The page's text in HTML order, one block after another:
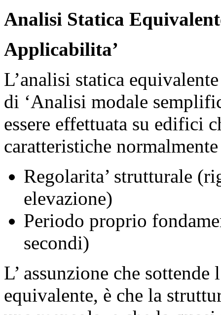
Analisi Statica
Applicabilita’
L’analisi statica
di ‘Analisi modale
essere effettuata su edifici
caratteristiche
Regolarita’ strutturale
elevazione)
Periodo proprio
secondi)
L’ assunzione che
equivalente, è che la